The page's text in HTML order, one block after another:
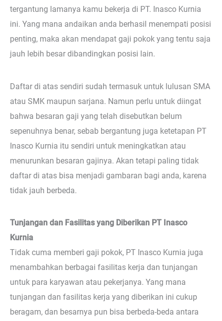
tergantung lamanya kamu bekerja di PT. Inasco Kurnia
ini. Yang mana andaikan anda berhasil menempati posisi
penting, maka akan mendapat gaji pokok yang tentu saja
jauh lebih besar dibandingkan posisi lain.
Daftar di atas sendiri sudah termasuk untuk lulusan SMA
atau SMK maupun sarjana. Namun perlu untuk diingat
bahwa besaran gaji yang telah disebutkan belum
sepenuhnya benar, sebab bergantung juga ketetapan PT
Inasco Kurnia itu sendiri untuk meningkatkan atau
menurunkan besaran gajinya. Akan tetapi paling tidak
daftar di atas bisa menjadi gambaran bagi anda, karena
tidak jauh berbeda.
Tunjangan dan Fasilitas yang Diberikan PT Inasco
Kurnia
Tidak cuma memberi gaji pokok, PT Inasco Kurnia juga
menambahkan berbagai fasilitas kerja dan tunjangan
untuk para karyawan atau pekerjanya. Yang mana
tunjangan dan fasilitas kerja yang diberikan ini cukup
beragam, dan besarnya pun bisa berbeda-beda antara